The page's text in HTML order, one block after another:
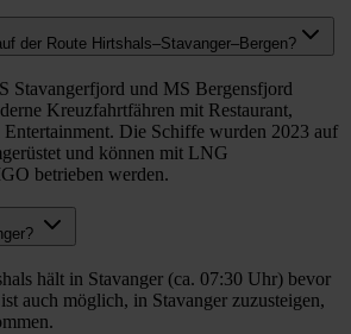
der Route Hirtshals–Stavanger–Bergen?
Stavangerfjord und MS Bergensfjord
Kreuzfahrtfähren mit Restaurant,
Die Schiffe wurden 2023 auf
und können mit LNG
betrieben werden.
hält in Stavanger (ca. 07:30 Uhr) bevor
auch möglich, in Stavanger zuzusteigen,